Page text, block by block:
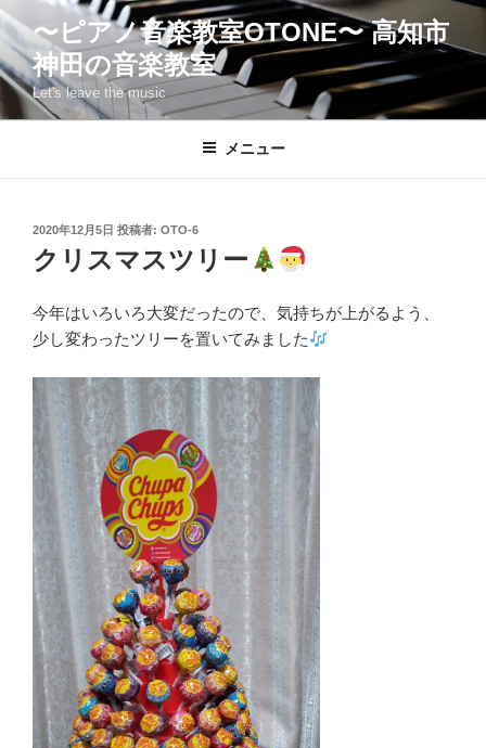
コ
テ
ン
ツ
〜ピアノ音楽教室OTONE〜 高知市
神田の音楽教室
Let's leave the music
メニュー
投
稿
日:
2020年12月5日 投稿者: OTO-6
クリスマスツリー
今年はいろいろ大変だったので、気持ちが上がるよう、
少し変わったツリーを置いてみました